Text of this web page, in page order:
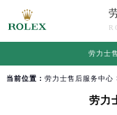
劳力士
当前位置： 劳力士售后服务中心
劳力